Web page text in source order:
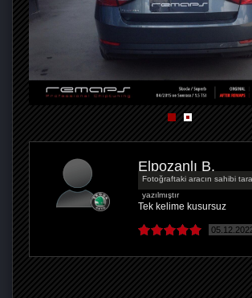
Elpozanlı B.
Fotoğraftaki aracın sahibi
yazılmıştır
Tek kelime kusursuz